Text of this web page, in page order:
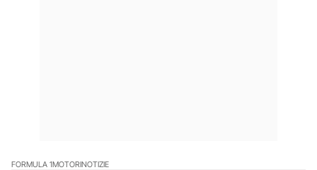
FORMULA 1MOTORINOTIZIE